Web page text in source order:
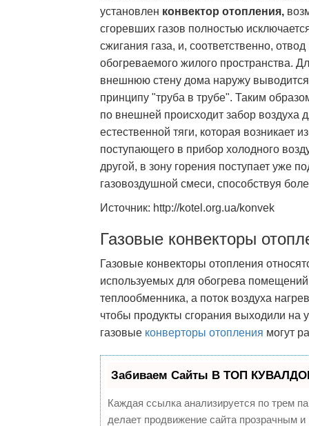
установлен конвектор отопления,
сгоревших газов полностью
сжигания газа, и, соответственно,
обогреваемого жилого пространства.
внешнюю стену дома наружу
принципу "труба в трубе". Таким
по внешней происходит забор воздуха
естественной тяги, которая возникает
поступающего в прибор холодного
другой, в зону горения поступает уже
газовоздушной смеси, способствуя
Источник: http://kotel.org.ua/konvek
Газовые конвекторы
Газовые конвекторы отопления
используемых для обогрева
теплообменника, а поток воздуха
чтобы продукты сгорания выходили
газовые конверторы отопления могут
Забиваем Сайты В ТОП
Каждая ссылка анализируется по трем
делает продвижение сайта прозрачным